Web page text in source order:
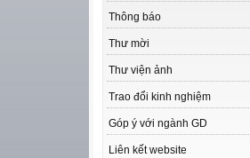
Thông báo
Thư mời
Thư viện ảnh
Trao đổi kinh nghiệm
Góp ý với ngành GD
Liên kết website